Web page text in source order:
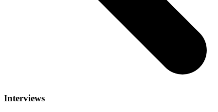
Interviews